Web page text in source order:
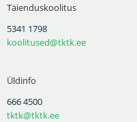
Täienduskoolitus
5341 1798
koolitused@tktk.ee
Üldinfo
666 4500
tktk@tktk.ee